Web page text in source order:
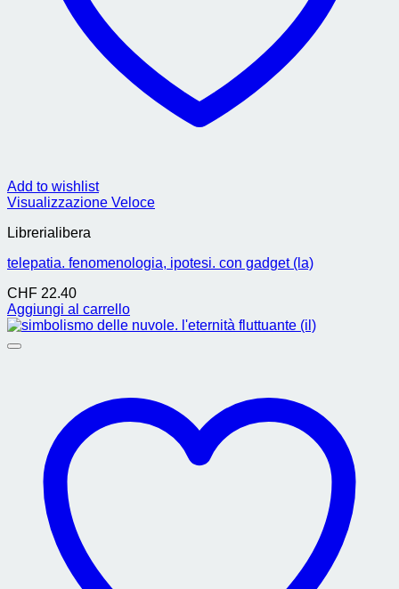
Add to wishlist
Visualizzazione Veloce
Librerialibera
telepatia. fenomenologia, ipotesi. con gadget (la)
CHF 22.40
Aggiungi al carrello